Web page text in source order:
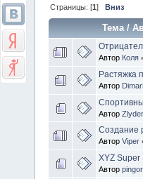
Страницы: [1]Вниз
Тема/
Автор Коля
Растяжка
Автор
Автор
Создание
Автор Viper
XYZ Super
Автор